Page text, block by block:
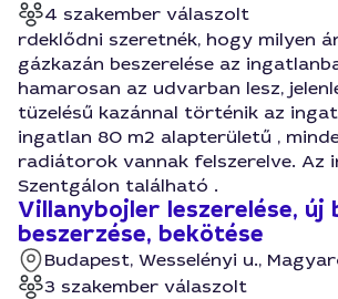
4 szakember válaszolt
rdeklődni szeretnék, hogy milyen
gázkazán beszerelése az
hamarosan az udvarban lesz,
tüzelésű kazánnal történik az
ingatlan 80 m2 alapterületű ,
radiátorok vannak felszerelve. Az
Szentgálon található .
Villanybojler leszerelése, új
beszerzése, bekötése
Budapest, Wesselényi u.,
3 szakember válaszolt